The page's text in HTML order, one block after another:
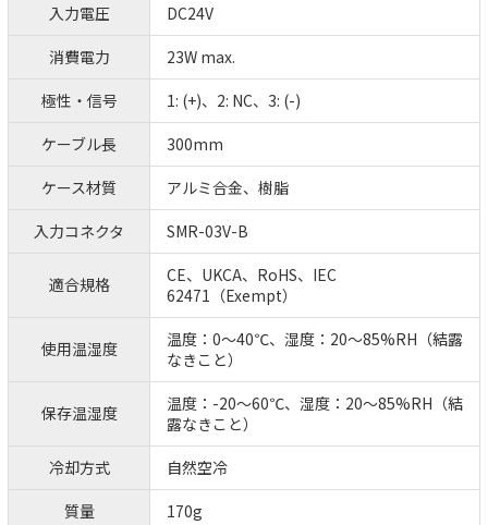
入力電圧
DC24V
消費電力
23W max.
極性・信号
1: (+)、2: NC、3: (-)
ケーブル長
300mm
ケース材質
アルミ合金、樹脂
入力コネクタ
SMR-03V-B
適合規格
CE、UKCA、RoHS、IEC
62471（Exempt）
使用温湿度
温度：0～40℃、湿度：20～85%RH（結露
なきこと）
保存温湿度
温度：-20～60℃、湿度：20～85%RH（結
露なきこと）
冷却方式
自然空冷
質量
170g